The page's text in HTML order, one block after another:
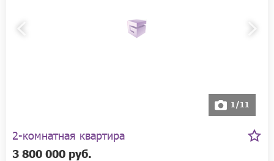
1/11
2-комнатная квартира
3 800 000 руб.